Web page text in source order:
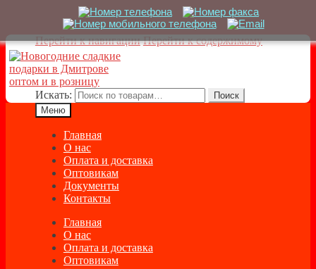
Перейти к навигации Перейти к содержимому
Искать:
Поиск
Меню
Главная
О нас
Оплата и доставка
Оптовикам
Документы
Контакты
Главная
О нас
Оплата и доставка
Оптовикам